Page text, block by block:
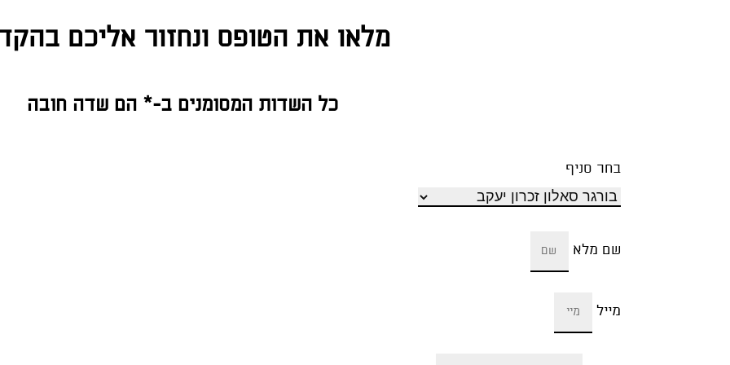
מלאו את הטופס ונחזור אליכם
כל השדות המסומנים ב-* הם שדה חובה
בחר סניף
שם מלא
מייל